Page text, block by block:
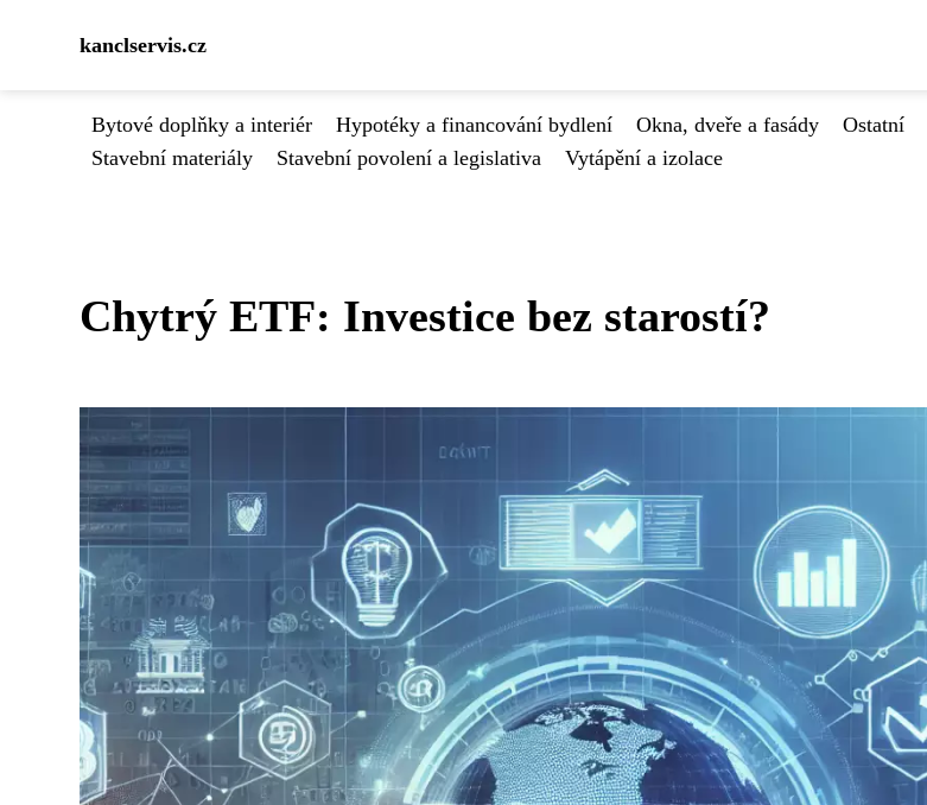
kanclservis.cz
Bytové doplňky a interiér Hypotéky a financování bydlení Okna, dveře a fasády Ostatní
Stavební materiály
Stavební povolení a legislativa Vytápění a izolace
Chytrý ETF: Investice bez starostí?